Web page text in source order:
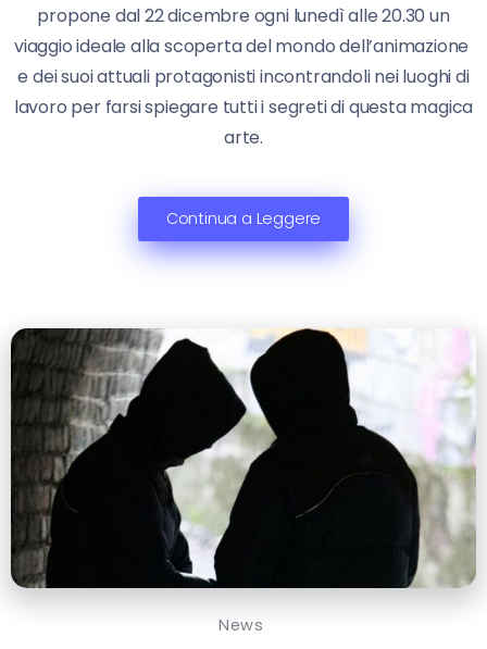
propone dal 22 dicembre ogni lunedì alle 20.30 un
viaggio ideale alla scoperta del mondo dell’animazione
e dei suoi attuali protagonisti incontrandoli nei luoghi di
lavoro per farsi spiegare tutti i segreti di questa magica
arte.
Continua a Leggere
News